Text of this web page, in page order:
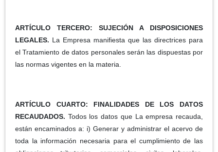
ARTÍCULO TERCERO: SUJECIÓN A DISPOSICIONES
LEGALES. La Empresa manifiesta que las directrices para
el Tratamiento de datos personales serán las dispuestas por
las normas vigentes en la materia.
ARTÍCULO CUARTO: FINALIDADES DE LOS DATOS
RECAUDADOS. Todos los datos que La empresa recauda,
están encaminados a: i) Generar y administrar el acervo de
toda la información necesaria para el cumplimiento de las